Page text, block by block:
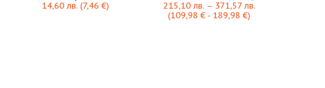
голям
14,60лв. (7,46€)
сгъваеми врати
215,10лв. – 371,57лв.
(109,98€ - 189,98€)